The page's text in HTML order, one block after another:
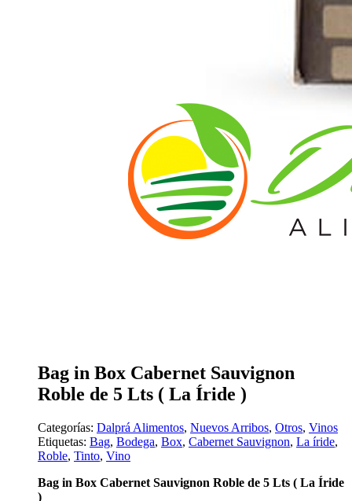
Bag in Box Cabernet Sauvignon
Roble de 5 Lts ( La Íride )
Categorías: Dalprá Alimentos, Nuevos Arribos, Otros, Vinos
Etiquetas: Bag, Bodega, Box, Cabernet Sauvignon, La íride,
Roble, Tinto, Vino
Bag in Box Cabernet Sauvignon Roble de 5 Lts ( La Íride
)